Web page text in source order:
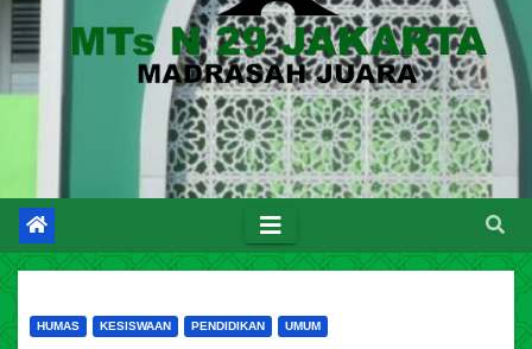
HUMAS KESISWAAN PENDIDIKAN UMUM